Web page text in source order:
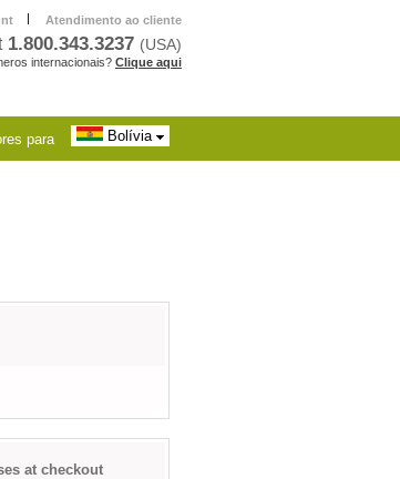
| Atendimento ao cliente
1.800.343.3237 (USA)
internacionais? Clique aqui
para Bolívia
at checkout